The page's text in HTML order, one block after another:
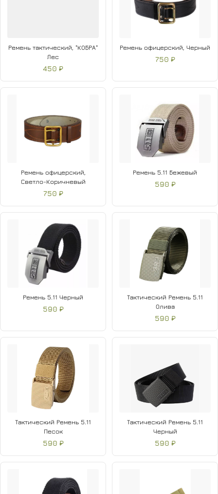
Ремень тактический, "КОБРА"
Лес
450 ₽
Ремень офицерский, Черный
750 ₽
Ремень офицерский,
Светло-Коричневый
750 ₽
Ремень 5.11 Бежевый
590 ₽
Ремень 5.11 Черный
590 ₽
Тактический Ремень 5.11
Олива
590 ₽
Тактический Ремень 5.11
Песок
590 ₽
Тактический Ремень 5.11
Черный
590 ₽